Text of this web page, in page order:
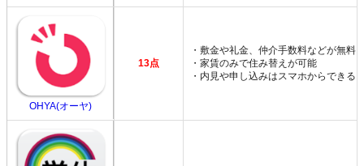
OHYA(オーヤ)
13点
・敷金や礼金、仲介手数料などが無料
・家賃のみで住み替えが可能
・内見や申し込みはスマホからできる